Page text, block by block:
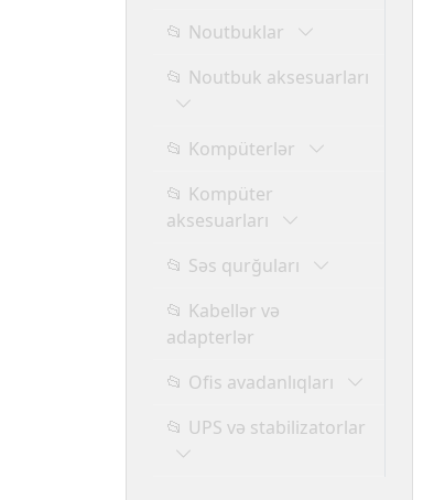
📂 Noutbuklar
📂 Noutbuk aksesuarları
📂 Kompüterlər
📂 Kompüter
aksesuarları
📂 Səs qurğuları
📂 Kabellər və
adapterlər
📂 Ofis avadanlıqları
📂 UPS və stabilizatorlar